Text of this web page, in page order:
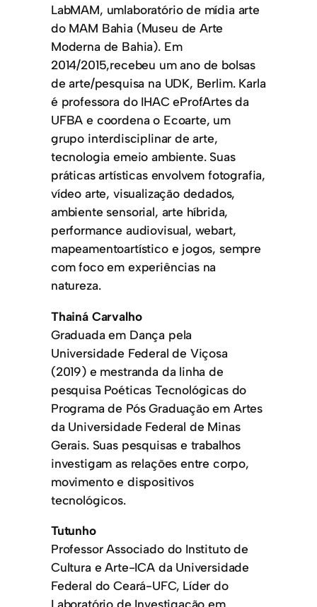
LabMAM, umlaboratório de mídia arte
do MAM Bahia (Museu de Arte
Moderna de Bahia). Em
2014/2015,recebeu um ano de bolsas
de arte/pesquisa na UDK, Berlim. Karla
é professora do IHAC eProfArtes da
UFBA e coordena o Ecoarte, um
grupo interdisciplinar de arte,
tecnologia emeio ambiente. Suas
práticas artísticas envolvem fotografia,
vídeo arte, visualização dedados,
ambiente sensorial, arte híbrida,
performance audiovisual, webart,
mapeamentoartístico e jogos, sempre
com foco em experiências na
natureza.
Thainá Carvalho
Graduada em Dança pela
Universidade Federal de Viçosa
(2019) e mestranda da linha de
pesquisa Poéticas Tecnológicas do
Programa de Pós Graduação em Artes
da Universidade Federal de Minas
Gerais. Suas pesquisas e trabalhos
investigam as relações entre corpo,
movimento e dispositivos
tecnológicos.
Tutunho
Professor Associado do Instituto de
Cultura e Arte-ICA da Universidade
Federal do Ceará-UFC, Líder do
Laboratório de Investigação em